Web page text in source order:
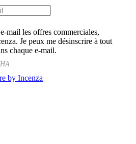
mail les offres commerciales,
Je peux me désinscrire à tout
chaque e-mail.
by Incenza